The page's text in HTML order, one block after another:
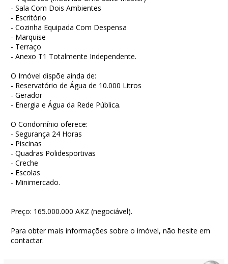
- Sala Com Dois Ambientes
- Escritório
- Cozinha Equipada Com Despensa
- Marquise
- Terraço
- Anexo T1 Totalmente Independente.
O Imóvel dispõe ainda de:
- Reservatório de Água de 10.000 Litros
- Gerador
- Energia e Água da Rede Pública.
O Condomínio oferece:
- Segurança 24 Horas
- Piscinas
- Quadras Polidesportivas
- Creche
- Escolas
- Minimercado.
Preço: 165.000.000 AKZ (negociável).
Para obter mais informações sobre o imóvel, não hesite em
contactar.